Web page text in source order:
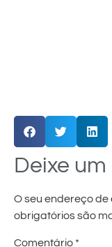
Deixe
O seu endereço
obrigatórios são
Comentário *